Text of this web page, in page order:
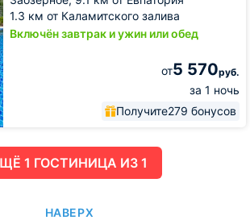
1.3 км от Каламитского залива
Включён завтрак и ужин или обед
от5 570руб.
за 1 ночь
Получите279 бонусов
ЕЩË 1 ГОСТИНИЦА ИЗ 1
НАВЕРХ